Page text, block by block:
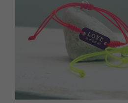
DETALLES